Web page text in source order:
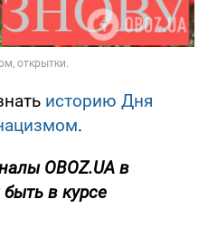
историю Дня
.
OBOZ.UA в
в курсе